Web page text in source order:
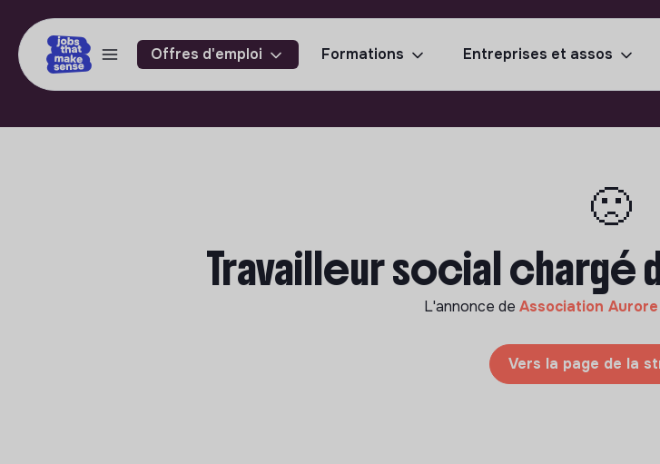
Offres d'emploi Formations Entreprises et assos
🙁
Travailleur social chargé
L'annonce de Association Aurore
Vers la page de la